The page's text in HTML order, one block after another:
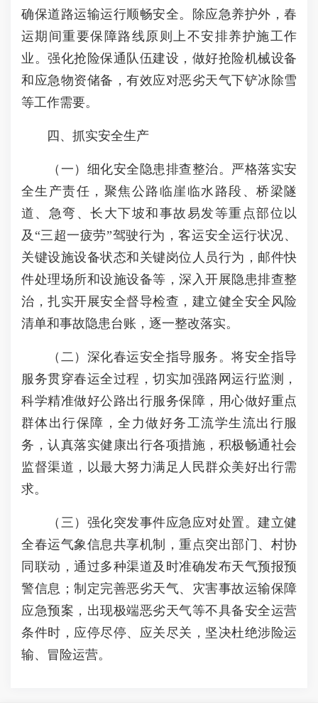
确保道路运输运行顺畅安全。除应急养护外，春
运期间重要保障路线原则上不安排养护施工作
业。强化抢险保通队伍建设，做好抢险机械设备
和应急物资储备，有效应对恶劣天气下铲冰除雪
等工作需要。
四、抓实安全生产
（一）细化安全隐患排查整治。严格落实安
全生产责任，聚焦公路临崖临水路段、桥梁隧
道、急弯、长大下坡和事故易发等重点部位以
及“三超一疲劳”驾驶行为，客运安全运行状况、
关键设施设备状态和关键岗位人员行为，邮件快
件处理场所和设施设备等，深入开展隐患排查整
治，扎实开展安全督导检查，建立健全安全风险
清单和事故隐患台账，逐一整改落实。
（二）深化春运安全指导服务。将安全指导
服务贯穿春运全过程，切实加强路网运行监测，
科学精准做好公路出行服务保障，用心做好重点
群体出行保障，全力做好务工流学生流出行服
务，认真落实健康出行各项措施，积极畅通社会
监督渠道，以最大努力满足人民群众美好出行需
求。
（三）强化突发事件应急应对处置。建立健
全春运气象信息共享机制，重点突出部门、村协
同联动，通过多种渠道及时准确发布天气预报预
警信息；制定完善恶劣天气、灾害事故运输保障
应急预案，出现极端恶劣天气等不具备安全运营
条件时，应停尽停、应关尽关，坚决杜绝涉险运
输、冒险运营。